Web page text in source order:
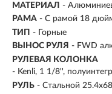
МАТЕРИАЛ -
РАМА - С рамой 18
ТИП - Горные
ВЫНОС РУЛЯ - FWD
РУЛЕВАЯ КОЛОНКА
- Kenli, 1 1/8'',
РУЛЬ - Стальной